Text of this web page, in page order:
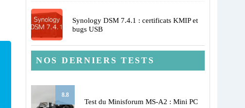
Synology DSM 7.4.1 : certificats KMIP et
bugs USB
NOS DERNIERS TESTS
8.8
Test du Minisforum MS-A2 : Mini PC